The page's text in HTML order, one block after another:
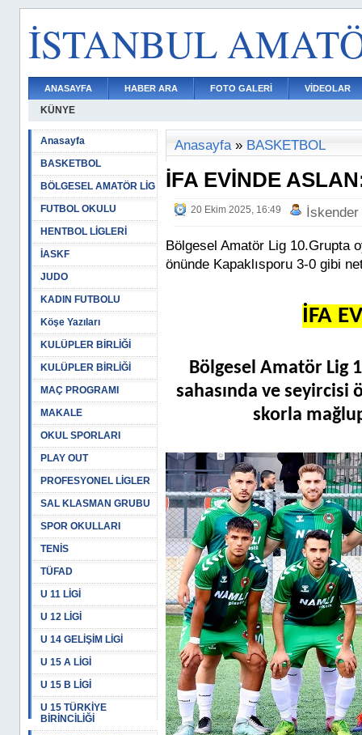
İSTANBUL
ANASAYFA HABER ARA FOTO GALERİ VİDEOLAR
KÜNYE
Anasayfa
BASKETBOL
BÖLGESEL AMATÖR LİG
FUTBOL OKULU
HENTBOL LİGLERİ
İASKF
JUDO
KADIN FUTBOLU
Köşe Yazıları
KULÜPLER BİRLİĞİ
KULÜPLER BİRLİĞİ
MAÇ PROGRAMI
MAKALE
OKUL SPORLARI
PLAY OUT
PROFESYONEL LİGLER
SAL KLASMAN GRUBU
SPOR OKULLARI
TENİS
TÜFAD
U 11 LİGİ
U 12 LİGİ
U 14 GELİŞİM LİGİ
U 15 A LİGİ
U 15 B LİGİ
U 15 TÜRKİYE
BİRİNCİLİĞİ
Anasayfa» BASKETBOL
İFA EVİNDE
20 Ekim 2025, 16:49 İskender
Bölgesel Amatör Lig 10.Grupta
önünde Kapaklısporu 3-0 gibi
İFA
Bölgesel Amatör Lig
sahasında ve seyircisi
skorla